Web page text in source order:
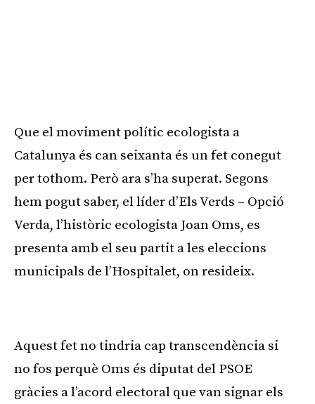
Que el moviment polític ecologista a
Catalunya és can seixanta és un fet conegut
per tothom. Però ara s’ha superat. Segons
hem pogut saber, el líder d’Els Verds – Opció
Verda, l’històric ecologista Joan Oms, es
presenta amb el seu partit a les eleccions
municipals de l’Hospitalet, on resideix.
Aquest fet no tindria cap transcendència si
no fos perquè Oms és diputat del PSOE
gràcies a l’acord electoral que van signar els